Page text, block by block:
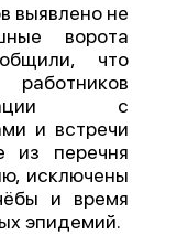
выявлено не
ворота
что
с
и встречи
из перечня
исключены
и время
эпидемий.